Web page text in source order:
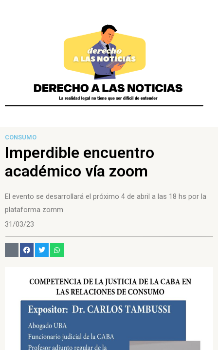
CONSUMO
Imperdible encuentro
académico vía zoom
El evento se desarrollará el próximo 4 de abril a las 18 hs por la
plataforma zomm
31/03/23